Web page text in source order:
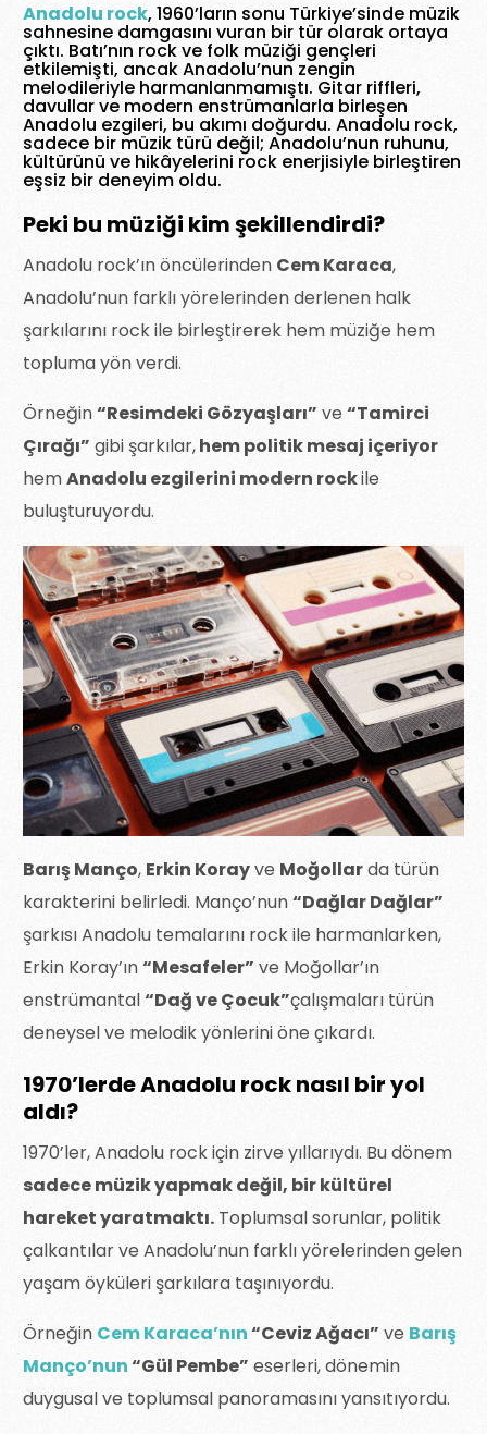
Anadolu rock, 1960’ların sonu Türkiye’sinde müzik
sahnesine damgasını vuran bir tür olarak ortaya
çıktı. Batı’nın rock ve folk müziği gençleri
etkilemişti, ancak Anadolu’nun zengin
melodileriyle harmanlanmamıştı. Gitar riffleri,
davullar ve modern enstrümanlarla birleşen
Anadolu ezgileri, bu akımı doğurdu. Anadolu rock,
sadece bir müzik türü değil; Anadolu’nun ruhunu,
kültürünü ve hikâyelerini rock enerjisiyle birleştiren
eşsiz bir deneyim oldu.
Peki bu müziği kim şekillendirdi?
Anadolu rock’ın öncülerinden Cem Karaca,
Anadolu’nun farklı yörelerinden derlenen halk
şarkılarını rock ile birleştirerek hem müziğe hem
topluma yön verdi.
Örneğin“Resimdeki Gözyaşları” ve“Tamirci
Çırağı” gibi şarkılar,hem politik mesaj içeriyor
hemAnadolu ezgilerini modern rockile
buluşturuyordu.
Barış Manço, Erkin Korayve Moğollarda türün
karakterini belirledi. Manço’nun“Dağlar Dağlar”
şarkısı Anadolu temalarını rock ile harmanlarken,
Erkin Koray’ın“Mesafeler” ve Moğollar’ın
enstrümantal“Dağ ve Çocuk”çalışmaları türün
deneysel ve melodik yönlerini öne çıkardı.
1970’lerde Anadolu rock nasıl bir yol
aldı?
1970’ler, Anadolu rock için zirve yıllarıydı. Bu dönem
sadece müzik yapmak değil, bir kültürel
hareket yaratmaktı. Toplumsal sorunlar, politik
çalkantılar ve Anadolu’nun farklı yörelerinden gelen
yaşam öyküleri şarkılara taşınıyordu.
Örneğin Cem Karaca’nın“Ceviz Ağacı” ve Barış
Manço’nun“Gül Pembe” eserleri, dönemin
duygusal ve toplumsal panoramasını yansıtıyordu.